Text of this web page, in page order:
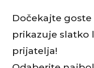
Dočekajte
prikazuje slatko
prijatelja!